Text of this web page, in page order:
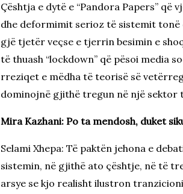
Çështja e dytë e “Pandora Papers” që
dhe deformimit serioz të sistemit tonë
gjë tjetër veçse e tjerrin besimin e
të thuash “lockdown” që pësoi media
rreziqet e mëdha të teorisë së
dominojnë gjithë tregun në një sektor
Mira Kazhani: Po ta mendosh, duket
Selami Xhepa: Të paktën jehona e
sistemin, në gjithë ato çështje, në të
arsye se kjo realisht ilustron